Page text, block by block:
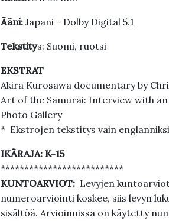
Ääni: Japani - Dolby Digital 5.1
Tekstitys: Suomi, ruotsi
EKSTRAT
Akira Kurosawa documentary by
Art of the Samurai: Interview with
Photo Gallery
* Ekstrojen tekstitys vain englanniksi
IKÄRAJA: K-15
**************************
KUNTOARVIOT: Levyjen
numeroarviointi koskee, siis levyn
sisältöä. Arvioinnissa on käytetty